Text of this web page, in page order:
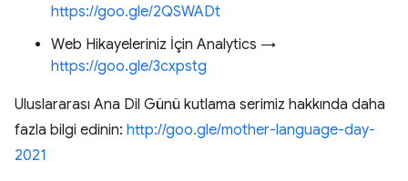
https://goo.gle/2QSWADt
Web Hikayeleriniz İçin Analytics →
https://goo.gle/3cxpstg
Uluslararası Ana Dil Günü kutlama serimiz hakkında daha
fazla bilgi edinin: http://goo.gle/mother-language-day-
2021